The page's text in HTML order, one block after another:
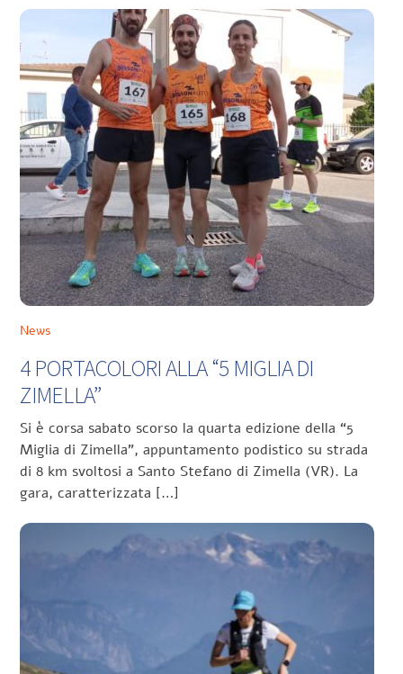
News
4 PORTACOLORI ALLA “5 MIGLIA DI
ZIMELLA”
Si è corsa sabato scorso la quarta edizione della “5
Miglia di Zimella”, appuntamento podistico su strada
di 8 km svoltosi a Santo Stefano di Zimella (VR). La
gara, caratterizzata […]